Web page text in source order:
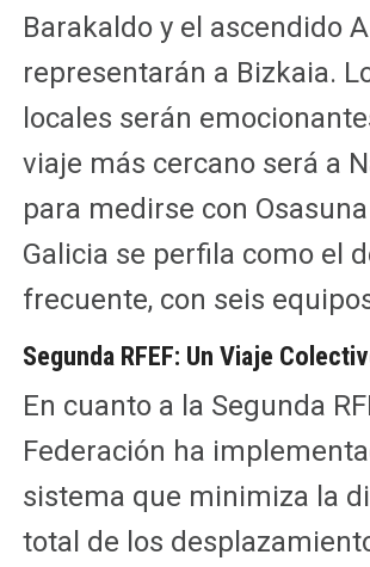
Barakaldo y el ascendido
representarán a Bizkaia.
locales serán
viaje más cercano será a
para medirse con
Galicia se perfila como el
frecuente, con seis
Segunda RFEF: Un Viaje
En cuanto a la Segunda
Federación ha
sistema que minimiza la
total de los